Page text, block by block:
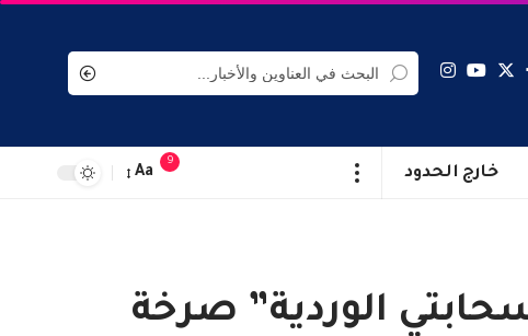
خارج الحدود
9
Aa
الوردية” صرخة